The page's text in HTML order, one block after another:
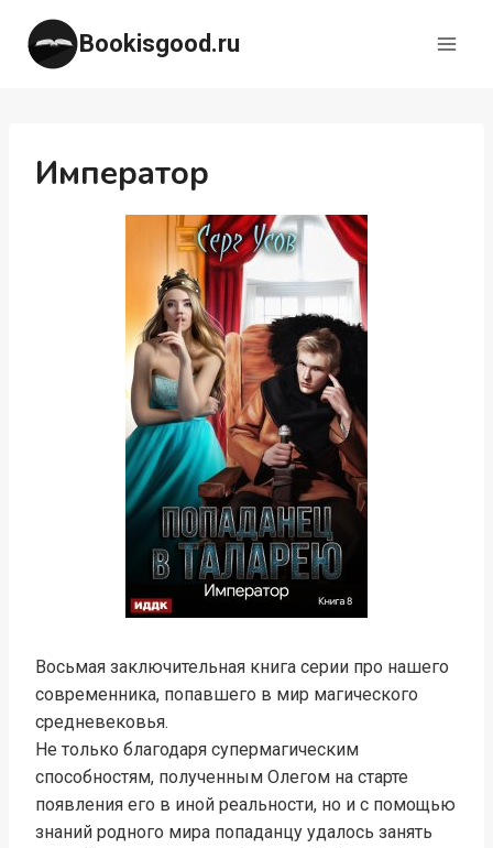
Перейти
содержимому
Bookisgood.ru
Император
Восьмая заключительная книга серии про нашего
современника, попавшего в мир магического
средневековья.
Не только благодаря супермагическим
способностям, полученным Олегом на старте
появления его в иной реальности, но и с помощью
знаний родного мира попаданцу удалось занять